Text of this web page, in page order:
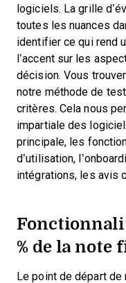
logiciels. La grille
toutes les nuances
identifier ce qui rend
l’accent sur les
décision. Vous
notre méthode de
critères. Cela nous
impartiale des
principale, les
d’utilisation,
intégrations, les avis
% de la note
Le point de départ